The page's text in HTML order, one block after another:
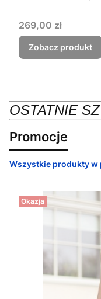
Cena
269,00 zł
Zobacz produkt
OSTATNIE
Promocje
Wszystkie produkty w
Okazja